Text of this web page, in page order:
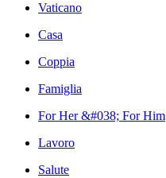
Vaticano
Casa
Coppia
Famiglia
For Her &#038; For Him
Lavoro
Salute